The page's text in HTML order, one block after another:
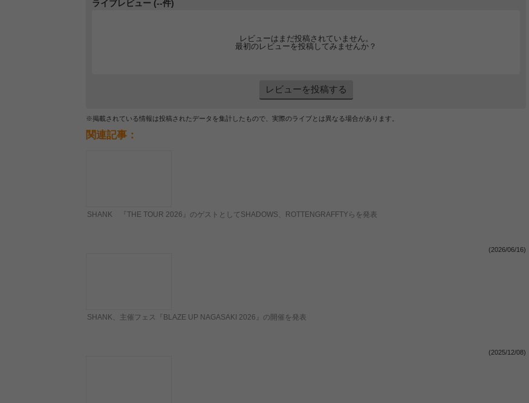
ライブレビュー (--件)
レビューはまだ投稿されていません。
最初のレビューを投稿してみませんか？
レビューを投稿する
※掲載されている情報は投稿されたデータを集計したもので、実際のライブとは異なる場合があります。
関連記事：
SHANK 『THE TOUR 2026』のゲストとしてSHADOWS、ROTTENGRAFFTYらを発表
(2026/06/16)
SHANK、主催フェス『BLAZE UP NAGASAKI 2026』の開催を発表
(2025/12/08)